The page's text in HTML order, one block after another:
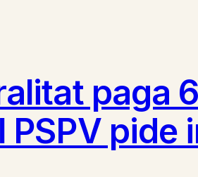
paga
PSPV